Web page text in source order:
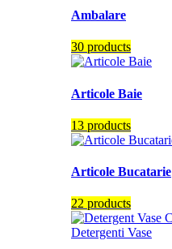
Ambalare
30 products
Articole Baie
13 products
Articole Bucatarie
22 products
Detergenti Vase